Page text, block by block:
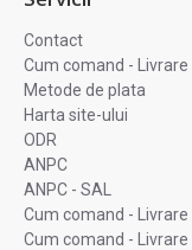
Contact
Cum comand - Livrare
Metode de plata
Harta site-ului
ODR
ANPC
ANPC - SAL
Cum comand - Livrare
Cum comand - Livrare